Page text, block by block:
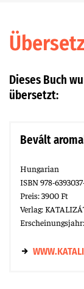
Dieses Buch
übersetzt:
Bevált
Hungarian
ISBN 978-
Preis: 3900 Ft
Verlag: